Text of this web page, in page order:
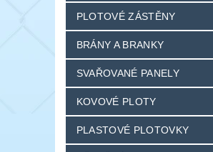
PLOTOVÉ ZÁSTĚNY
BRÁNY A BRANKY
SVAŘOVANÉ PANELY
KOVOVÉ PLOTY
PLASTOVÉ PLOTOVKY